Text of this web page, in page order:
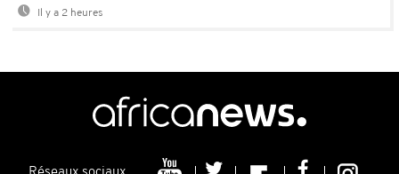
Il y a 2 heures